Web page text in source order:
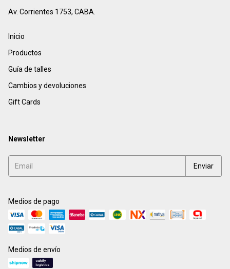
Av. Corrientes 1753, CABA.
Inicio
Productos
Guía de talles
Cambios y devoluciones
Gift Cards
Newsletter
Medios de pago
Medios de envío